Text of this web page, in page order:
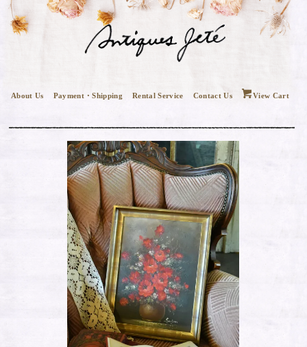
About Us Payment・Shipping Rental Service Contact Us View Cart